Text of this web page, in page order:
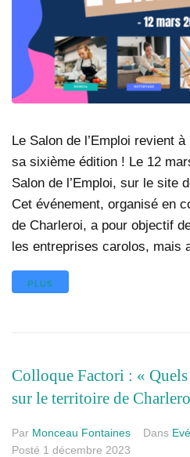
Le Salon de l’Emploi revient
sa sixième édition ! Le 12
Salon de l’Emploi, sur le site
Cet événement, organisé en
de Charleroi, a pour objectif
les entreprises carolos, mais
PLUS
Colloque Factori : «
sur le territoire de
Par Monceau Fontaines Dans
Posté 1 décembre 2023